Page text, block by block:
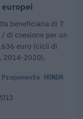
beneficiaria di 7
di coesione per un
euro (cicli di
2014-2020).
HONDA